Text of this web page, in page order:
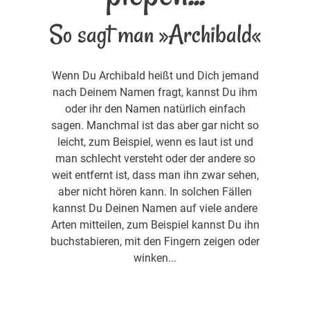
So sagt man »Archibald«
Wenn Du Archibald heißt und Dich jemand
nach Deinem Namen fragt, kannst Du ihm
oder ihr den Namen natürlich einfach
sagen. Manchmal ist das aber gar nicht so
leicht, zum Beispiel, wenn es laut ist und
man schlecht versteht oder der andere so
weit entfernt ist, dass man ihn zwar sehen,
aber nicht hören kann. In solchen Fällen
kannst Du Deinen Namen auf viele andere
Arten mitteilen, zum Beispiel kannst Du ihn
buchstabieren, mit den Fingern zeigen oder
winken...